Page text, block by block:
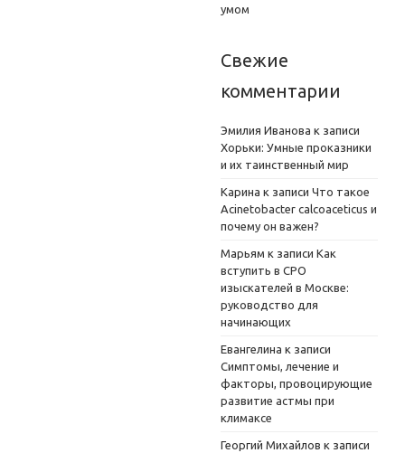
умом
Свежие
комментарии
Эмилия Иванова к записи
Хорьки: Умные проказники
и их таинственный мир
Карина к записи Что такое
Acinetobacter calcoaceticus и
почему он важен?
Марьям к записи Как
вступить в СРО
изыскателей в Москве:
руководство для
начинающих
Евангелина к записи
Симптомы, лечение и
факторы, провоцирующие
развитие астмы при
климаксе
Георгий Михайлов к записи